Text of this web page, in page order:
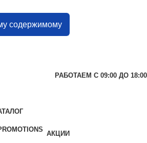
содержимому
РАБОТАЕМ С 09:00 ДО 18:00
АКЦИИ